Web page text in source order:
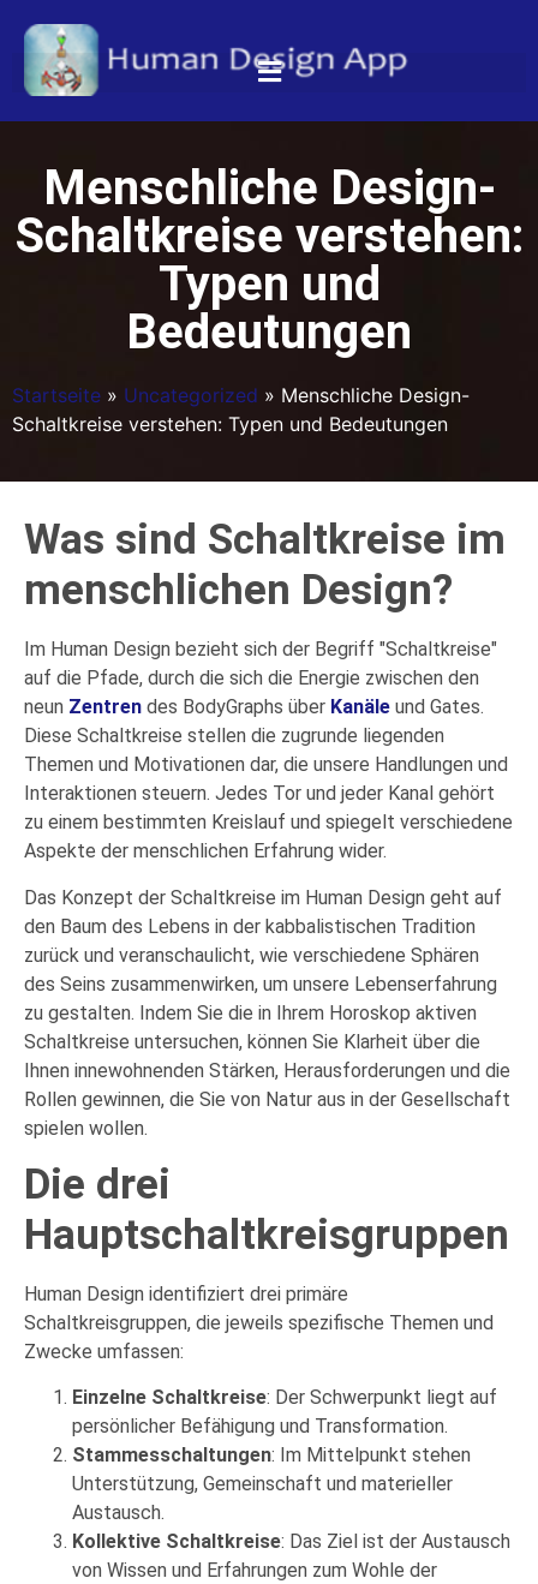
Menschliche Design-
Schaltkreise verstehen:
Typen und
Bedeutungen
Startseite » Uncategorized » Menschliche Design-
Schaltkreise verstehen: Typen und Bedeutungen
Was sind Schaltkreise im
menschlichen Design?
Im Human Design bezieht sich der Begriff "Schaltkreise"
auf die Pfade, durch die sich die Energie zwischen den
neun Zentren des BodyGraphs über Kanäle und Gates.
Diese Schaltkreise stellen die zugrunde liegenden
Themen und Motivationen dar, die unsere Handlungen und
Interaktionen steuern. Jedes Tor und jeder Kanal gehört
zu einem bestimmten Kreislauf und spiegelt verschiedene
Aspekte der menschlichen Erfahrung wider.
Das Konzept der Schaltkreise im Human Design geht auf
den Baum des Lebens in der kabbalistischen Tradition
zurück und veranschaulicht, wie verschiedene Sphären
des Seins zusammenwirken, um unsere Lebenserfahrung
zu gestalten. Indem Sie die in Ihrem Horoskop aktiven
Schaltkreise untersuchen, können Sie Klarheit über die
Ihnen innewohnenden Stärken, Herausforderungen und die
Rollen gewinnen, die Sie von Natur aus in der Gesellschaft
spielen wollen.
Die drei
Hauptschaltkreisgruppen
Human Design identifiziert drei primäre
Schaltkreisgruppen, die jeweils spezifische Themen und
Zwecke umfassen:
Einzelne Schaltkreise: Der Schwerpunkt liegt auf
persönlicher Befähigung und Transformation.
Stammesschaltungen: Im Mittelpunkt stehen
Unterstützung, Gemeinschaft und materieller
Austausch.
Kollektive Schaltkreise: Das Ziel ist der Austausch
von Wissen und Erfahrungen zum Wohle der